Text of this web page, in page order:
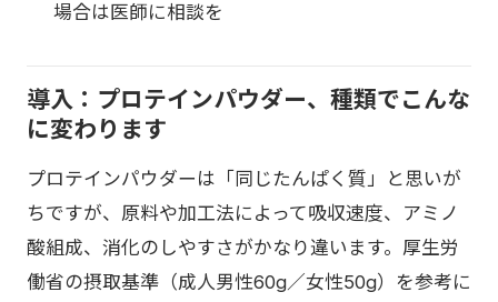
場合は医師に相談を
導入：プロテインパウダー、種類でこんな
に変わります
プロテインパウダーは「同じたんぱく質」と思いが
ちですが、原料や加工法によって吸収速度、アミノ
酸組成、消化のしやすさがかなり違います。厚生労
働省の摂取基準（成人男性60g／女性50g）を参考に